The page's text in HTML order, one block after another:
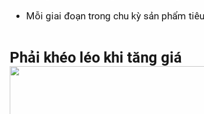
Mỗi giai đoạn trong chu kỳ sản phẩm
Phải khéo léo khi tăng giá